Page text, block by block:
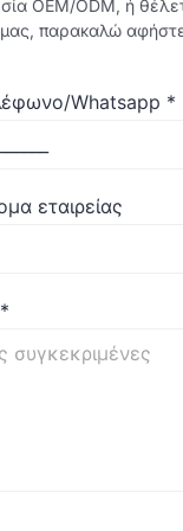
OEM/ODM, ή
μας, παρακαλώ
Whatsapp *
εταιρείας
*